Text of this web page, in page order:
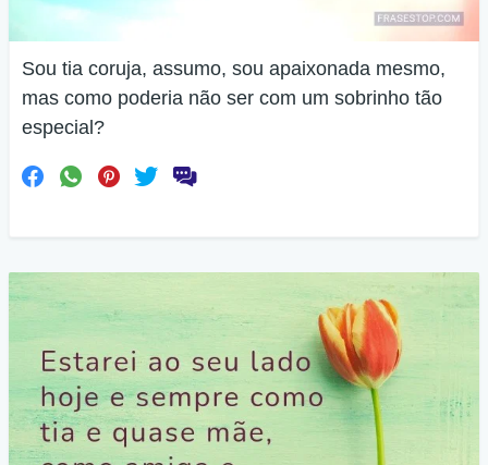
Sou tia coruja, assumo, sou apaixonada mesmo,
mas como poderia não ser com um sobrinho tão
especial?